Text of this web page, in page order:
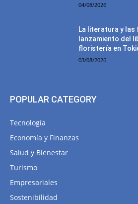
04/08/2026
La literatura y las
lanzamiento del
floristería en
03/08/2026
POPULAR CATEGORY
Tecnología
Economía y Finanzas
Salud y Bienestar
Turismo
Empresariales
Sostenibilidad